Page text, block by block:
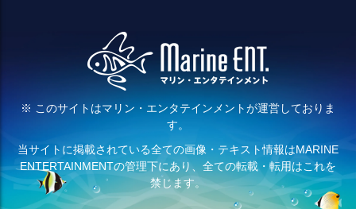
※ このサイトはマリン・エンタテインメントが運営しておりま
す。
当サイトに掲載されている全ての画像・テキスト情報はMARINE
ENTERTAINMENTの管理下にあり、全ての転載・転用はこれを
禁じます。